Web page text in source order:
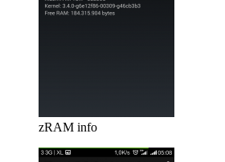
zRAM info